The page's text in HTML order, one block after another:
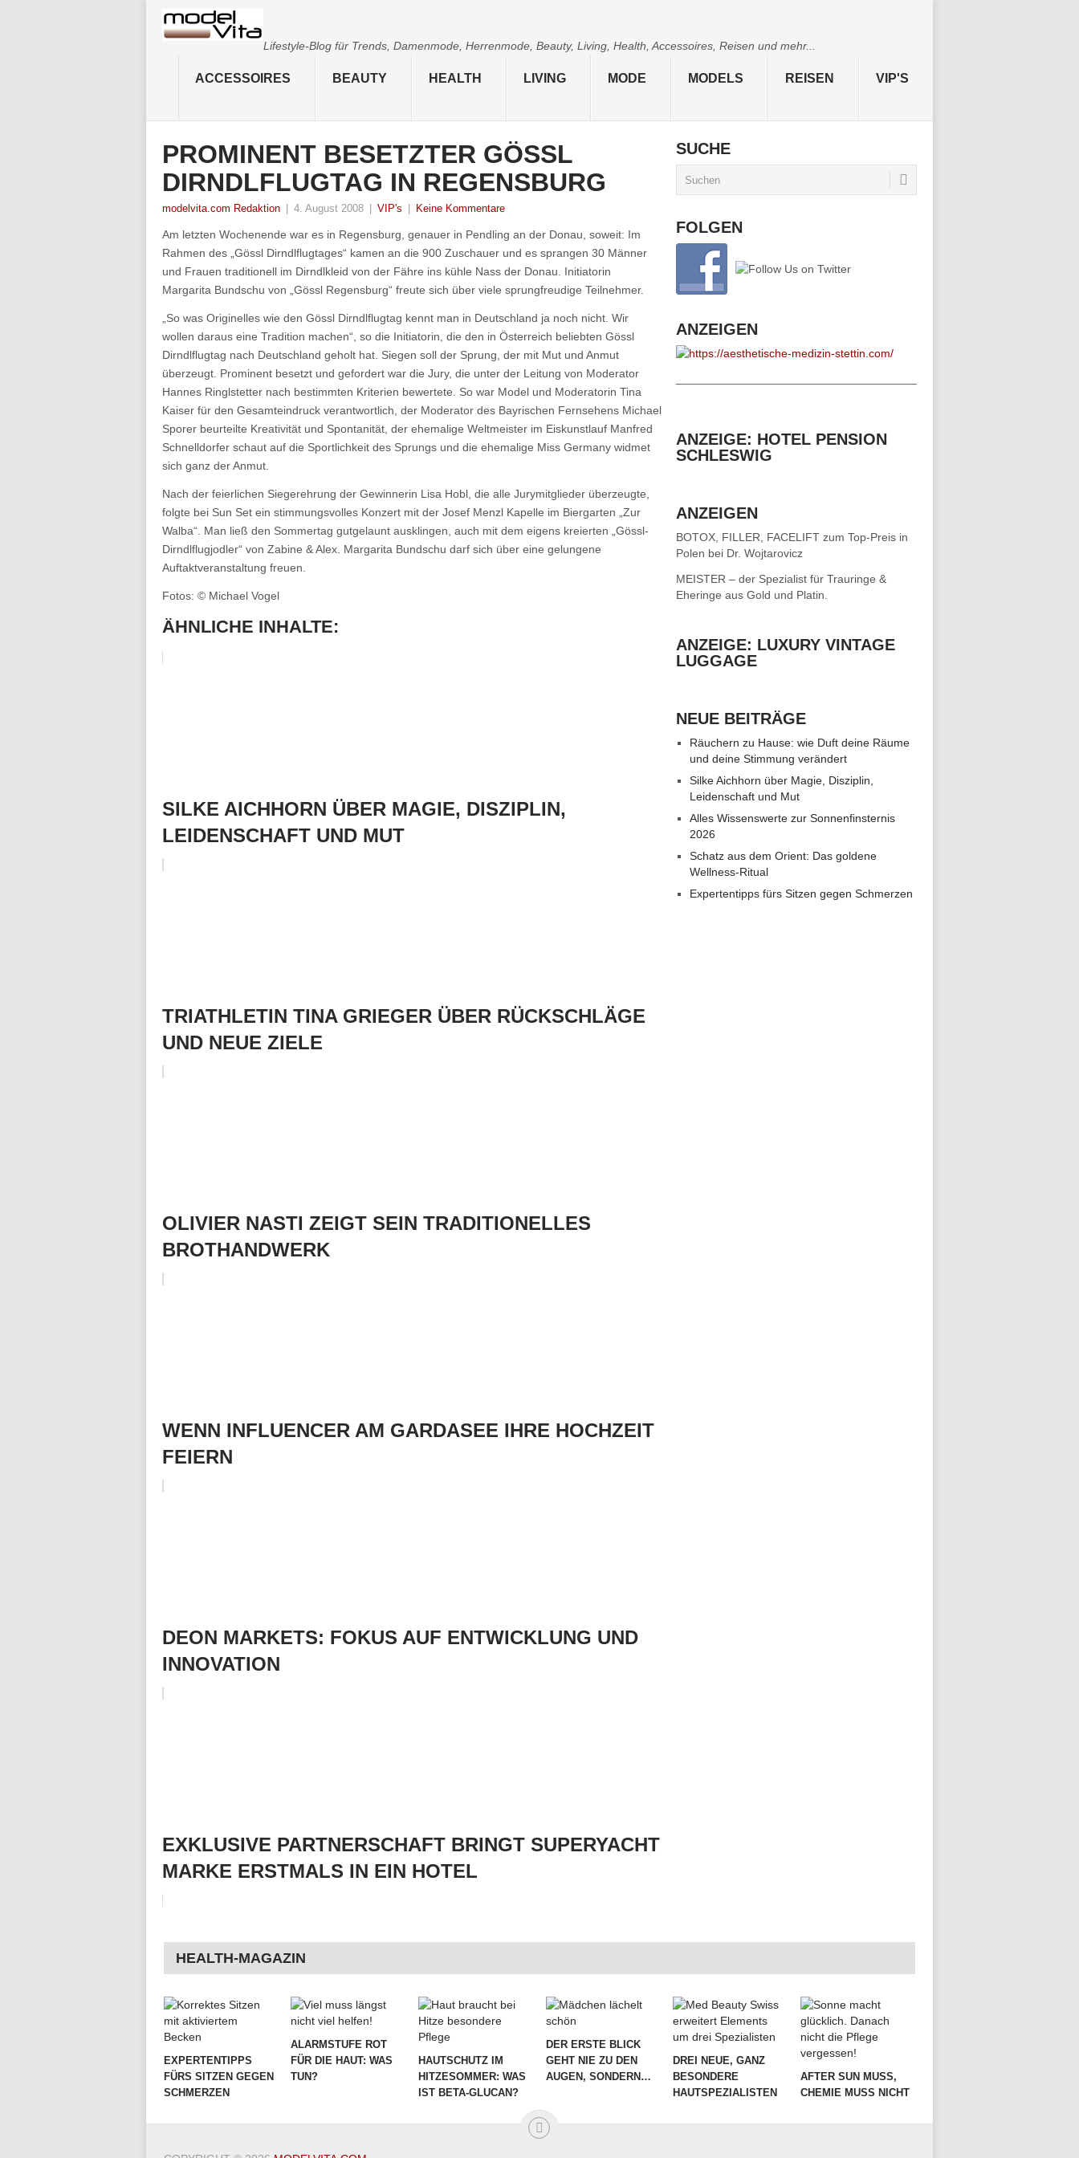
Lifestyle-Blog für Trends, Damenmode, Herrenmode, Beauty, Living, Health, Accessoires, Reisen und mehr...
ACCESSOIRES BEAUTY HEALTH LIVING MODE MODELS REISEN VIP'S
PROMINENT BESETZTER GÖSSL
DIRNDLFLUGTAG IN REGENSBURG
modelvita.com Redaktion 4. August 2008 VIP's Keine Kommentare
Am letzten Wochenende war es in Regensburg, genauer in Pendling an der Donau, soweit: Im
Rahmen des „Gössl Dirndlflugtages“ kamen an die 900 Zuschauer und es sprangen 30 Männer
und Frauen traditionell im Dirndlkleid von der Fähre ins kühle Nass der Donau. Initiatorin
Margarita Bundschu von „Gössl Regensburg“ freute sich über viele sprungfreudige Teilnehmer.
„So was Originelles wie den Gössl Dirndlflugtag kennt man in Deutschland ja noch nicht. Wir
wollen daraus eine Tradition machen“, so die Initiatorin, die den in Österreich beliebten Gössl
Dirndlflugtag nach Deutschland geholt hat. Siegen soll der Sprung, der mit Mut und Anmut
überzeugt. Prominent besetzt und gefordert war die Jury, die unter der Leitung von Moderator
Hannes Ringlstetter nach bestimmten Kriterien bewertete. So war Model und Moderatorin Tina
Kaiser für den Gesamteindruck verantwortlich, der Moderator des Bayrischen Fernsehens Michael
Sporer beurteilte Kreativität und Spontanität, der ehemalige Weltmeister im Eiskunstlauf Manfred
Schnelldorfer schaut auf die Sportlichkeit des Sprungs und die ehemalige Miss Germany widmet
sich ganz der Anmut.
Nach der feierlichen Siegerehrung der Gewinnerin Lisa Hobl, die alle Jurymitglieder überzeugte,
folgte bei Sun Set ein stimmungsvolles Konzert mit der Josef Menzl Kapelle im Biergarten „Zur
Walba“. Man ließ den Sommertag gutgelaunt ausklingen, auch mit dem eigens kreierten „Gössl-
Dirndlflugjodler“ von Zabine & Alex. Margarita Bundschu darf sich über eine gelungene
Auftaktveranstaltung freuen.
Fotos: © Michael Vogel
ÄHNLICHE INHALTE:
SILKE AICHHORN ÜBER MAGIE, DISZIPLIN,
LEIDENSCHAFT UND MUT
TRIATHLETIN TINA GRIEGER ÜBER RÜCKSCHLÄGE
UND NEUE ZIELE
OLIVIER NASTI ZEIGT SEIN TRADITIONELLES
BROTHANDWERK
WENN INFLUENCER AM GARDASEE IHRE HOCHZEIT
FEIERN
DEON MARKETS: FOKUS AUF ENTWICKLUNG UND
INNOVATION
EXKLUSIVE PARTNERSCHAFT BRINGT SUPERYACHT
MARKE ERSTMALS IN EIN HOTEL
SUCHE
FOLGEN
ANZEIGEN
ANZEIGE: HOTEL PENSION
SCHLESWIG
ANZEIGEN
BOTOX, FILLER, FACELIFT zum Top-Preis in
Polen bei Dr. Wojtarovicz
MEISTER – der Spezialist für Trauringe &
Eheringe aus Gold und Platin.
ANZEIGE: LUXURY VINTAGE
LUGGAGE
NEUE BEITRÄGE
Räuchern zu Hause: wie Duft deine Räume
und deine Stimmung verändert
Silke Aichhorn über Magie, Disziplin,
Leidenschaft und Mut
Alles Wissenswerte zur Sonnenfinsternis
2026
Schatz aus dem Orient: Das goldene
Wellness-Ritual
Expertentipps fürs Sitzen gegen Schmerzen
HEALTH-MAGAZIN
EXPERTENTIPPS
FÜRS SITZEN GEGEN
SCHMERZEN
ALARMSTUFE ROT
FÜR DIE HAUT: WAS
TUN?
HAUTSCHUTZ IM
HITZESOMMER: WAS
IST BETA-GLUCAN?
DER ERSTE BLICK
GEHT NIE ZU DEN
AUGEN, SONDERN…
DREI NEUE, GANZ
BESONDERE
HAUTSPEZIALISTEN
AFTER SUN MUSS,
CHEMIE MUSS NICHT